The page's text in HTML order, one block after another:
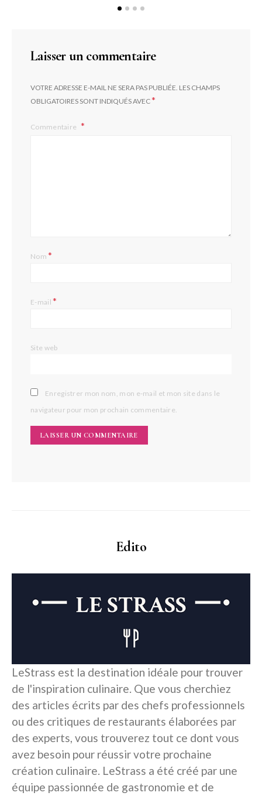
Laisser un commentaire
VOTRE ADRESSE E-MAIL NE SERA PAS PUBLIÉE. LES CHAMPS
OBLIGATOIRES SONT INDIQUÉS AVEC*
Commentaire
Nom*
E-mail*
Site web
Enregistrer mon nom, mon e-mail et mon site dans le
navigateur pour mon prochain commentaire.
Edito
LeStrass est la destination idéale pour trouver
de l'inspiration culinaire. Que vous cherchiez
des articles écrits par des chefs professionnels
ou des critiques de restaurants élaborées par
des experts, vous trouverez tout ce dont vous
avez besoin pour réussir votre prochaine
création culinaire. LeStrass a été créé par une
équipe passionnée de gastronomie et de